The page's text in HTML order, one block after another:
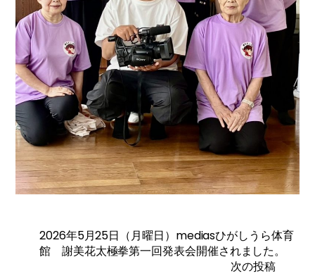
2026年5月25日（月曜日）mediasひがしうら体育
館 謝美花太極拳第一回発表会開催されました。
次の投稿